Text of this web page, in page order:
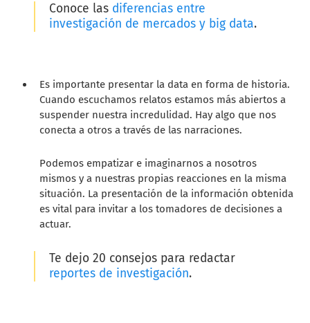
Conoce las diferencias entre
investigación de mercados y big data.
Es importante presentar la data en forma de historia.
Cuando escuchamos relatos estamos más abiertos a
suspender nuestra incredulidad. Hay algo que nos
conecta a otros a través de las narraciones.
Podemos empatizar e imaginarnos a nosotros
mismos y a nuestras propias reacciones en la misma
situación. La presentación de la información obtenida
es vital para invitar a los tomadores de decisiones a
actuar.
Te dejo 20 consejos para redactar
reportes de investigación.